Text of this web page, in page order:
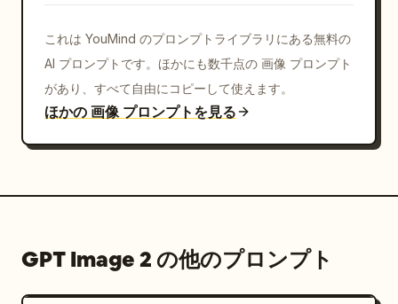
これは YouMind のプロンプトライブラリにある無料の
AI プロンプトです。ほかにも数千点の 画像 プロンプト
があり、すべて自由にコピーして使えます。
ほかの 画像 プロンプトを見る
GPT Image 2 の他のプロンプト